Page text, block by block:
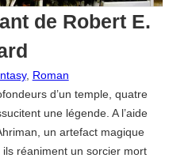
de Robert E.
, Roman
d’un temple, quatre
une légende. A l’aide
un artefact magique
ils réaniment un sorcier mort